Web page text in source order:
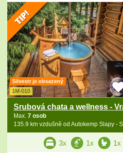
Silvestr je obsazený
1M-010
Srubová chata a wellness -
Max. 7 osob
135.9 km vzdušně od Autokemp Slapy -
3x 1x 1x